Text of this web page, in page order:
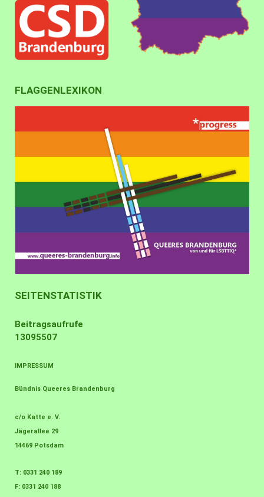
FLAGGENLEXIKON
SEITENSTATISTIK
Beitragsaufrufe
13095507
IMPRESSUM
Bündnis Queeres Brandenburg
c/o Katte e. V.
Jägerallee 29
14469 Potsdam
T: 0331 240 189
F: 0331 240 188